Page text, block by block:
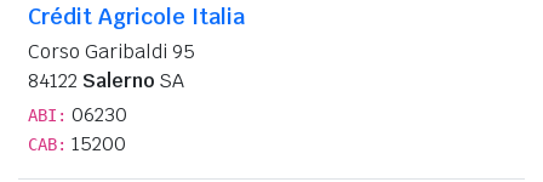
Crédit Agricole Italia
Corso Garibaldi 95
84122 Salerno SA
ABI: 06230
CAB: 15200